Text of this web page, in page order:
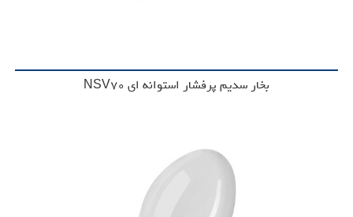
بخار سدیم پرفشار استوانه ای NSV70